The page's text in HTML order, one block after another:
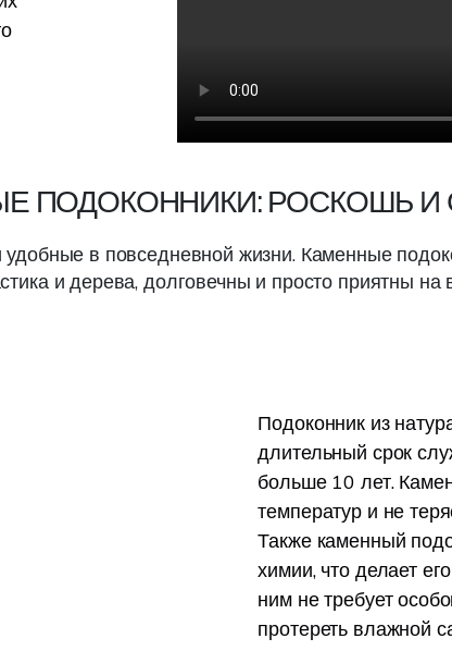
ПОДОКОННИКИ: РОСКОШЬ И
в повседневной жизни. Каменные
и дерева, долговечны и просто приятны на
Подоконник из
длительный срок
больше 10 лет.
температур и не
Также каменный
химии, что делает
ним не требует
протереть влажной